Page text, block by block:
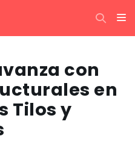
con
en
Tilos y